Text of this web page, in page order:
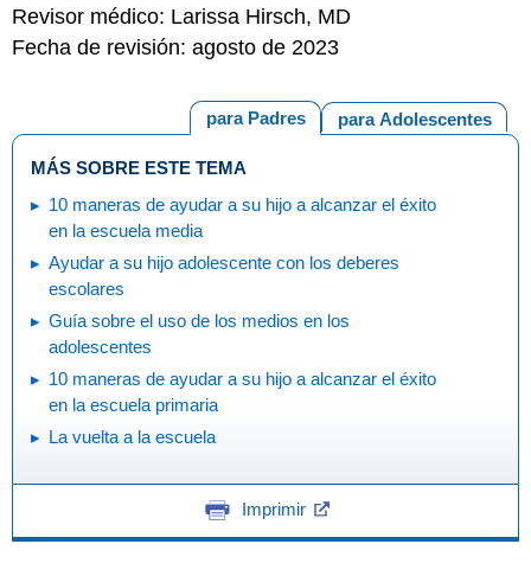
Revisor médico: Larissa Hirsch, MD
Fecha de revisión: agosto de 2023
para Adolescentes
para Padres
MÁS SOBRE ESTE TEMA
10 maneras de ayudar a su hijo a alcanzar el éxito
en la escuela media
Ayudar a su hijo adolescente con los deberes
escolares
Guía sobre el uso de los medios en los
adolescentes
10 maneras de ayudar a su hijo a alcanzar el éxito
en la escuela primaria
La vuelta a la escuela
Imprimir